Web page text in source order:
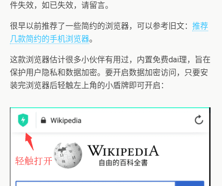
件失效，如已失效，请留言。
很早以前推荐了一些简约的浏览器，可以参考旧文： 推荐
几款简约的手机浏览器。
这款浏览器估计很多小伙伴有用过，内置免费dai理，旨在
保护用户隐私和数据加密。要开启数据加密访问，只要安
装完浏览器后轻触左上角的小盾牌即可开启：